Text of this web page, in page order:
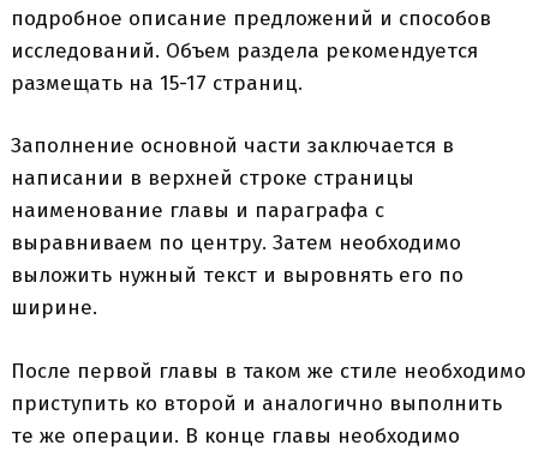
подробное описание предложений и способов
исследований. Объем раздела рекомендуется
размещать на 15-17 страниц.
Заполнение основной части заключается в
написании в верхней строке страницы
наименование главы и параграфа с
выравниваем по центру. Затем необходимо
выложить нужный текст и выровнять его по
ширине.
После первой главы в таком же стиле необходимо
приступить ко второй и аналогично выполнить
те же операции. В конце главы необходимо